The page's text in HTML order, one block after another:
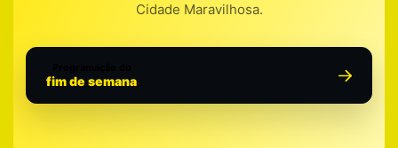
Cidade Maravilhosa.
fim de semana